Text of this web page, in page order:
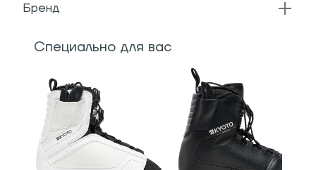
Бренд
Специально для вас